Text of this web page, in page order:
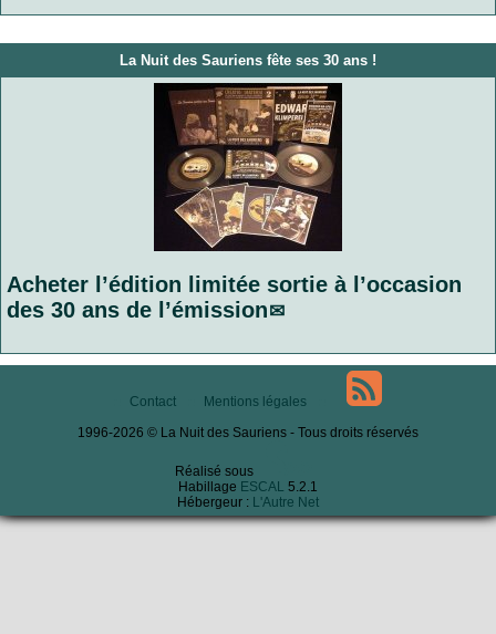
La Nuit des Sauriens fête ses 30 ans !
Acheter l’édition limitée sortie à l’occasion
des 30 ans de l’émission
Contact
Mentions légales
1996-2026 © La Nuit des Sauriens - Tous droits réservés
Réalisé sous
Habillage ESCAL 5.2.1
Hébergeur : L'Autre Net